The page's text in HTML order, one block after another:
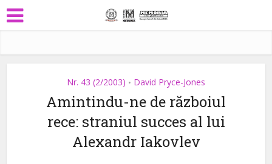
Nr. 43 (2/2003) • David Pryce-Jones
Amintindu-ne de războiul
rece: straniul succes al lui
Alexandr Iakovlev